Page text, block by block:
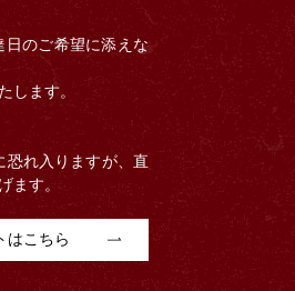
のご希望に添えな
します。
恐れ入りますが、直
ます。
はこちら